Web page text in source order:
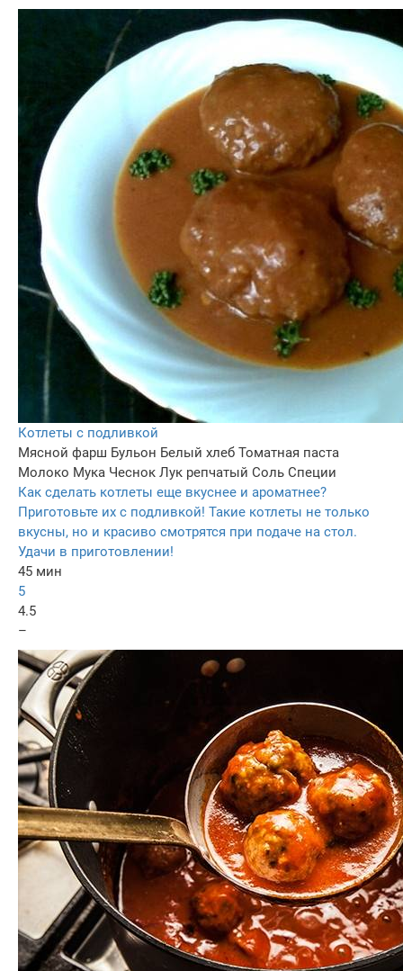
Котлеты с подливкой
Мясной фарш Бульон Белый хлеб Томатная паста
Молоко Мука Чеснок Лук репчатый Соль Специи
Как сделать котлеты еще вкуснее и ароматнее?
Приготовьте их с подливкой! Такие котлеты не только
вкусны, но и красиво смотрятся при подаче на стол.
Удачи в приготовлении!
45 мин
5
4.5
–